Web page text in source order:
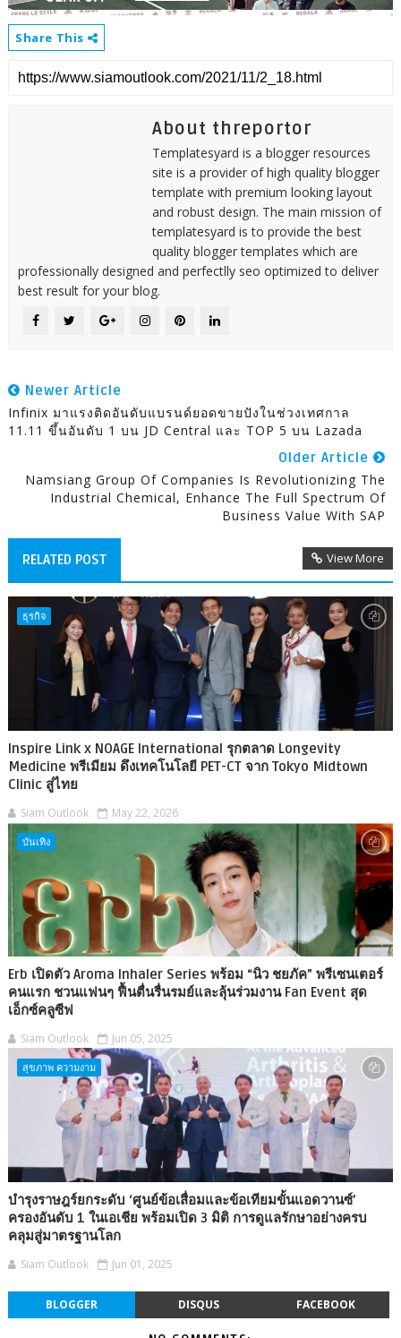
Share This
About threportor
Templatesyard is a blogger resources
site is a provider of high quality blogger
template with premium looking layout
and robust design. The main mission of
templatesyard is to provide the best
quality blogger templates which are
professionally designed and perfectlly seo optimized to deliver
best result for your blog.
Newer Article
Infinix มาแรงติดอันดับแบรนด์ยอดขายปังในช่วงเทศกาล
11.11 ขึ้นอันดับ 1 บน JD Central และ TOP 5 บน Lazada
Older Article
Namsiang Group Of Companies Is Revolutionizing The
Industrial Chemical, Enhance The Full Spectrum Of
Business Value With SAP
RELATED POST View More
ธุรกิจ
Inspire Link x NOAGE International รุกตลาด Longevity
Medicine พรีเมียม ดึงเทคโนโลยี PET-CT จาก Tokyo Midtown
Clinic สู่ไทย
Siam Outlook May 22, 2026
บันเทิง
Erb เปิดตัว Aroma Inhaler Series พร้อม “นิว ชยภัค” พรีเซนเตอร์
คนแรก ชวนแฟนๆ ฟื้นตื่นรื่นรมย์และลุ้นร่วมงาน Fan Event สุด
เอ็กซ์คลูซีฟ
Siam Outlook Jun 05, 2025
สุขภาพ ความงาม
บำรุงราษฎร์ยกระดับ ‘ศูนย์ข้อเสื่อมและข้อเทียมขั้นแอดวานซ์’
ครองอันดับ 1 ในเอเชีย พร้อมเปิด 3 มิติ การดูแลรักษาอย่างครบ
คลุมสู่มาตรฐานโลก
Siam Outlook Jun 01, 2025
BLOGGER DISQUS FACEBOOK